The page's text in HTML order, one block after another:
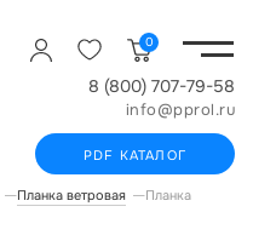
0
8 (800) 707-79-58
info@pprol.ru
PDF КАТАЛОГ
Планка ветровая Планка